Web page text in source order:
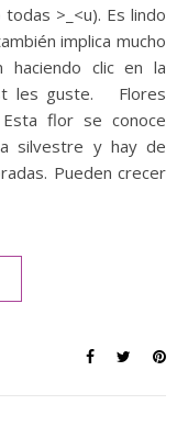
>_<u). Es lindo
implica mucho
haciendo clic en la
les guste. Flores
flor se conoce
silvestre y hay de
Pueden crecer